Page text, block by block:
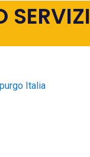
SERVIZI
Italia